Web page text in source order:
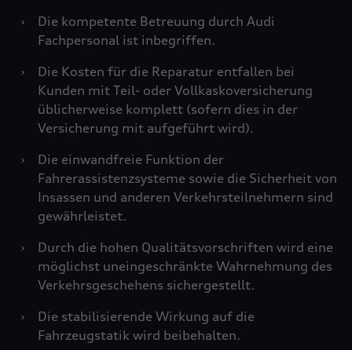
›
Die kompetente Betreuung durch Audi
Fachpersonal ist inbegriffen.
›
Die Kosten für die Reparatur entfallen bei
Kunden mit Teil- oder Vollkaskoversicherung
üblicherweise komplett (sofern dies in der
Versicherung mit aufgeführt wird).
›
Die einwandfreie Funktion der
Fahrerassistenzsysteme sowie die Sicherheit von
Insassen und anderen Verkehrsteilnehmern sind
gewährleistet.
›
Durch die hohen Qualitätsvorschriften wird eine
möglichst uneingeschränkte Wahrnehmung des
Verkehrsgeschehens sichergestellt.
›
Die stabilisierende Wirkung auf die
Fahrzeugstatik wird beibehalten.